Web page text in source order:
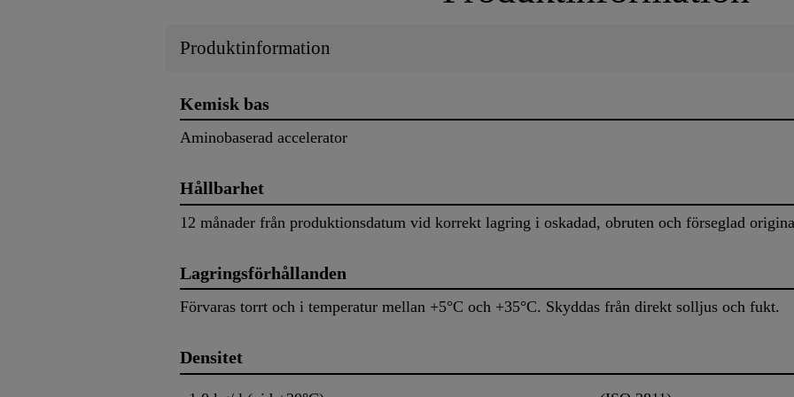
Produktinformation
Kemisk bas
Aminobaserad accelerator
Hållbarhet
12 månader från produktionsdatum vid korrekt lagring i oskadad, obruten och förseglad
Lagringsförhållanden
Förvaras torrt och i temperatur mellan +5°C och +35°C. Skyddas från direkt solljus och fukt.
Densitet